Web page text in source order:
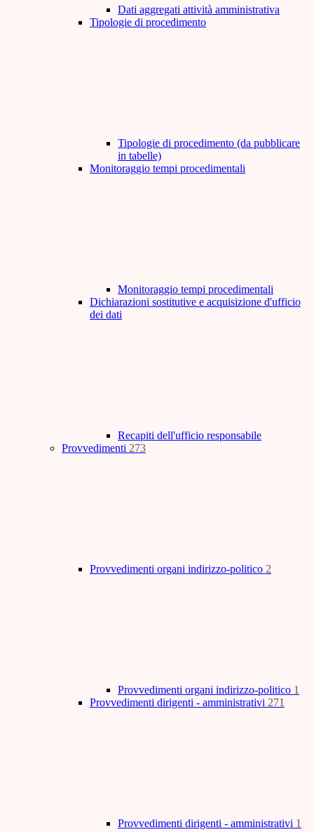
Dati aggregati attività amministrativa
Tipologie di procedimento
Tipologie di procedimento (da pubblicare
in tabelle)
Monitoraggio tempi procedimentali
Monitoraggio tempi procedimentali
Dichiarazioni sostitutive e acquisizione d'ufficio
dei dati
Recapiti dell'ufficio responsabile
Provvedimenti 273
Provvedimenti organi indirizzo-politico 2
Provvedimenti organi indirizzo-politico 1
Provvedimenti dirigenti - amministrativi 271
Provvedimenti dirigenti - amministrativi 1